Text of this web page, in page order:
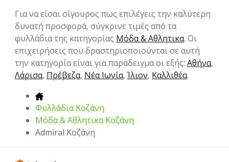
Για να είσαι σίγουρος πως επιλέγεις την καλύτερη
δυνατή προσφορά, σύγκρινε τιμές από τα
φυλλάδια της κατηγορίας Μόδα & Aθλητικα. Οι
επιχειρήσεις που δραστηριοποιούνται σε αυτή
την κατηγορία είναι για παράδειγμα οι εξής: Αθήνα,
Λάρισα, Πρέβεζα, Νέα Ιωνία, Ίλιον, Καλλιθέα.
Φυλλάδια Κοζάνη
Μόδα & Aθλητικα Κοζάνη
Admiral Κοζάνη